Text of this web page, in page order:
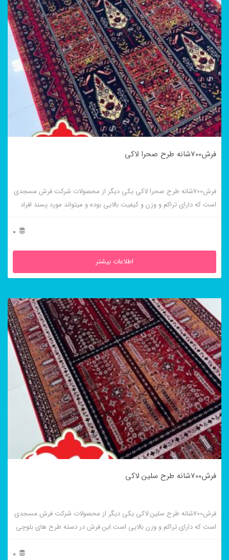
فرش700شانه طرح صحرا لاکی
فرش700شانه طرح صحرا لاکی یکی دیگر از محصولات شرکت فرش مسجدی
است که دارای تراکم و وزن و کیفیت بالایی بوده و میتواند مورد پسند افراد
0
اطلاعات بیشتر
فرش700شانه طرح سلین لاکی
فرش700شانه طرح سلین لاکی یکی دیگر از محصولات شرکت فرش مسجدی
است که دارای تراکم و وزن بالایی است.این فرش در دسته طرح های بلوچی
0